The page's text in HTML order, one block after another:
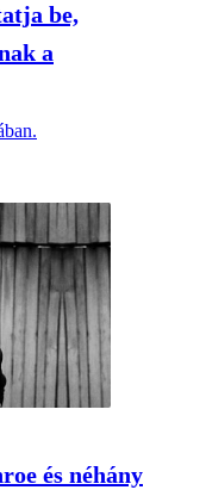
be,
a
és néhány